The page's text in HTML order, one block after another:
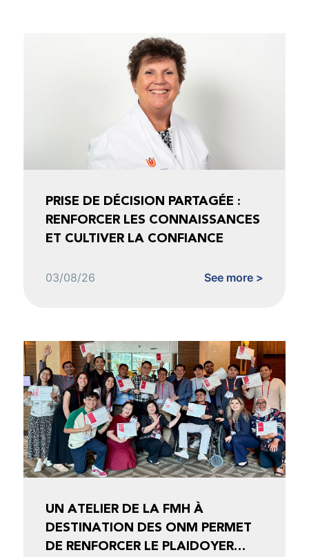
PRISE DE DÉCISION PARTAGÉE :
RENFORCER LES CONNAISSANCES
ET CULTIVER LA CONFIANCE
03/08/26 See more >
UN ATELIER DE LA FMH À
DESTINATION DES ONM PERMET
DE RENFORCER LE PLAIDOYER